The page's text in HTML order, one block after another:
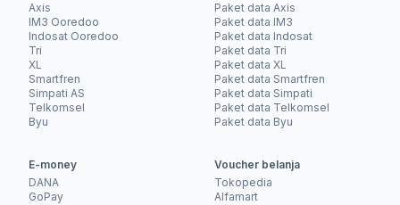
Axis
IM3 Ooredoo
Indosat Ooredoo
Tri
XL
Smartfren
Simpati AS
Telkomsel
Byu
Paket data Axis
Paket data IM3
Paket data Indosat
Paket data Tri
Paket data XL
Paket data Smartfren
Paket data Simpati
Paket data Telkomsel
Paket data Byu
E-money
DANA
GoPay
Voucher belanja
Tokopedia
Alfamart